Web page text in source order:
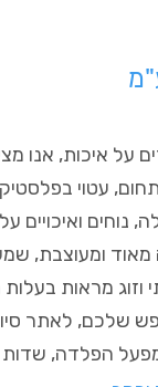
על איכות, אנו
עטוי
נוחים
מאוד ומעוצבת,
וזוג מראות
לאתר
הפלדה, שדות